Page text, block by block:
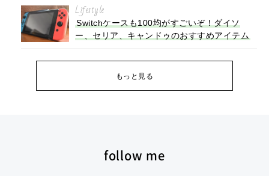
Lifestyle
Switchケースも100均がすごいぞ！ダイソ
ー、セリア、キャンドゥのおすすめアイテム
もっと見る
follow me